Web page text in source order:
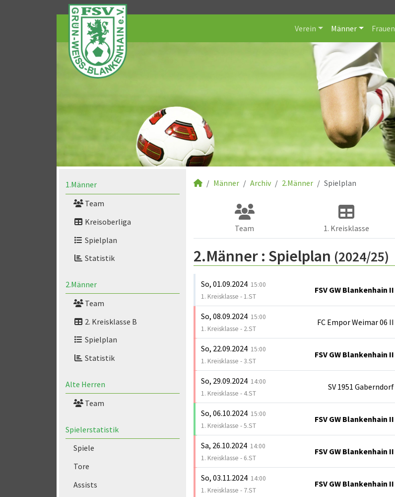
Verein Männer Frauen
1.Männer
Team
Kreisoberliga
Spielplan
Statistik
2.Männer
Team
2. Kreisklasse B
Spielplan
Statistik
Alte Herren
Team
Spielerstatistik
Spiele
Tore
Assists
Männer Archiv 2.Männer Spielplan
Team 1. Kreisklasse
2.Männer : Spielplan (2024/25)
So, 01.09.2024 15:00
1. Kreisklasse - 1.ST
FSV GW Blankenhain II
So, 08.09.2024 15:00
1. Kreisklasse - 2.ST
FC Empor Weimar 06 II
So, 22.09.2024 15:00
1. Kreisklasse - 3.ST
FSV GW Blankenhain II
So, 29.09.2024 14:00
1. Kreisklasse - 4.ST
SV 1951 Gaberndorf
So, 06.10.2024 15:00
1. Kreisklasse - 5.ST
FSV GW Blankenhain II
Sa, 26.10.2024 14:00
1. Kreisklasse - 6.ST
FSV GW Blankenhain II
So, 03.11.2024 14:00
1. Kreisklasse - 7.ST
FSV GW Blankenhain II